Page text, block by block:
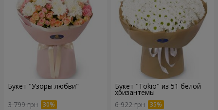
Букет "Узоры любви"
3 799 грн
Букет "Tokio" из 51 белой
хризантемы
6 922 грн